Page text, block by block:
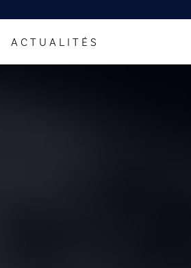
ACTUALITÉS